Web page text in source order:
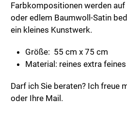
Farbkompositionen werden
oder edlem Baumwoll-Satin
ein kleines Kunstwerk.
Größe: 55 cm x 75 cm
Material: reines extra
Darf ich Sie beraten? Ich freue
oder Ihre Mail.